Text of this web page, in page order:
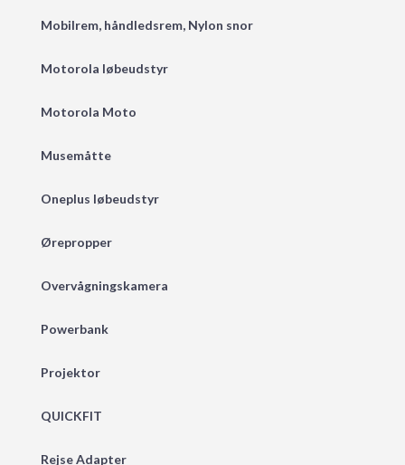
Mobilrem, håndledsrem, Nylon snor
Motorola løbeudstyr
Motorola Moto
Musemåtte
Oneplus løbeudstyr
Ørepropper
Overvågningskamera
Powerbank
Projektor
QUICKFIT
Rejse Adapter